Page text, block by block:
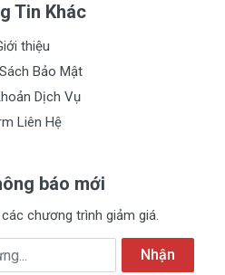
Tin Khác
thiệu
Bảo Mật
Dịch Vụ
Liên Hệ
báo mới
chương trình giảm giá.
Nhận